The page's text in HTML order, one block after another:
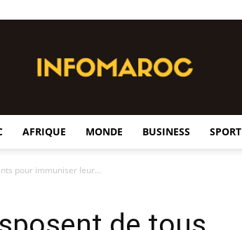
AFRIQUE MONDE BUSINESS SPORT
pour immuniser leur...